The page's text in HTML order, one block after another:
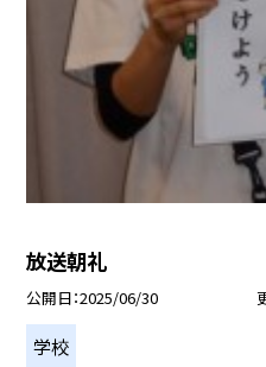
放送朝礼
公開日 2025/06/30
学校